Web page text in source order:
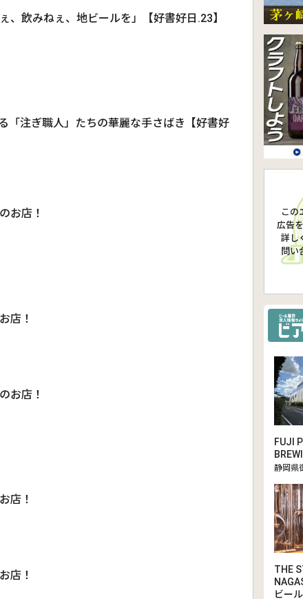
飲みねぇ、地ビールを」【好書好日.23】
「注ぎ職人」たちの華麗な手さばき【好書好
お店！
店！
お店！
店！
店！
この
広告
詳し
問い
FUJI
静岡県
THE
ビー